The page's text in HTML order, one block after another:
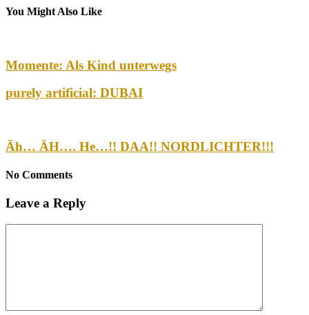
You Might Also Like
Momente: Als Kind unterwegs
purely artificial: DUBAI
Äh… ÄH…. He…!! DAA!! NORDLICHTER!!!
No Comments
Leave a Reply